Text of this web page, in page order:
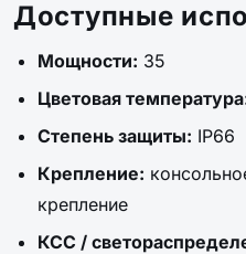
Доступные
Мощности: 35
Цветовая
Степень защиты: IP66
Крепление:
крепление
КСС /